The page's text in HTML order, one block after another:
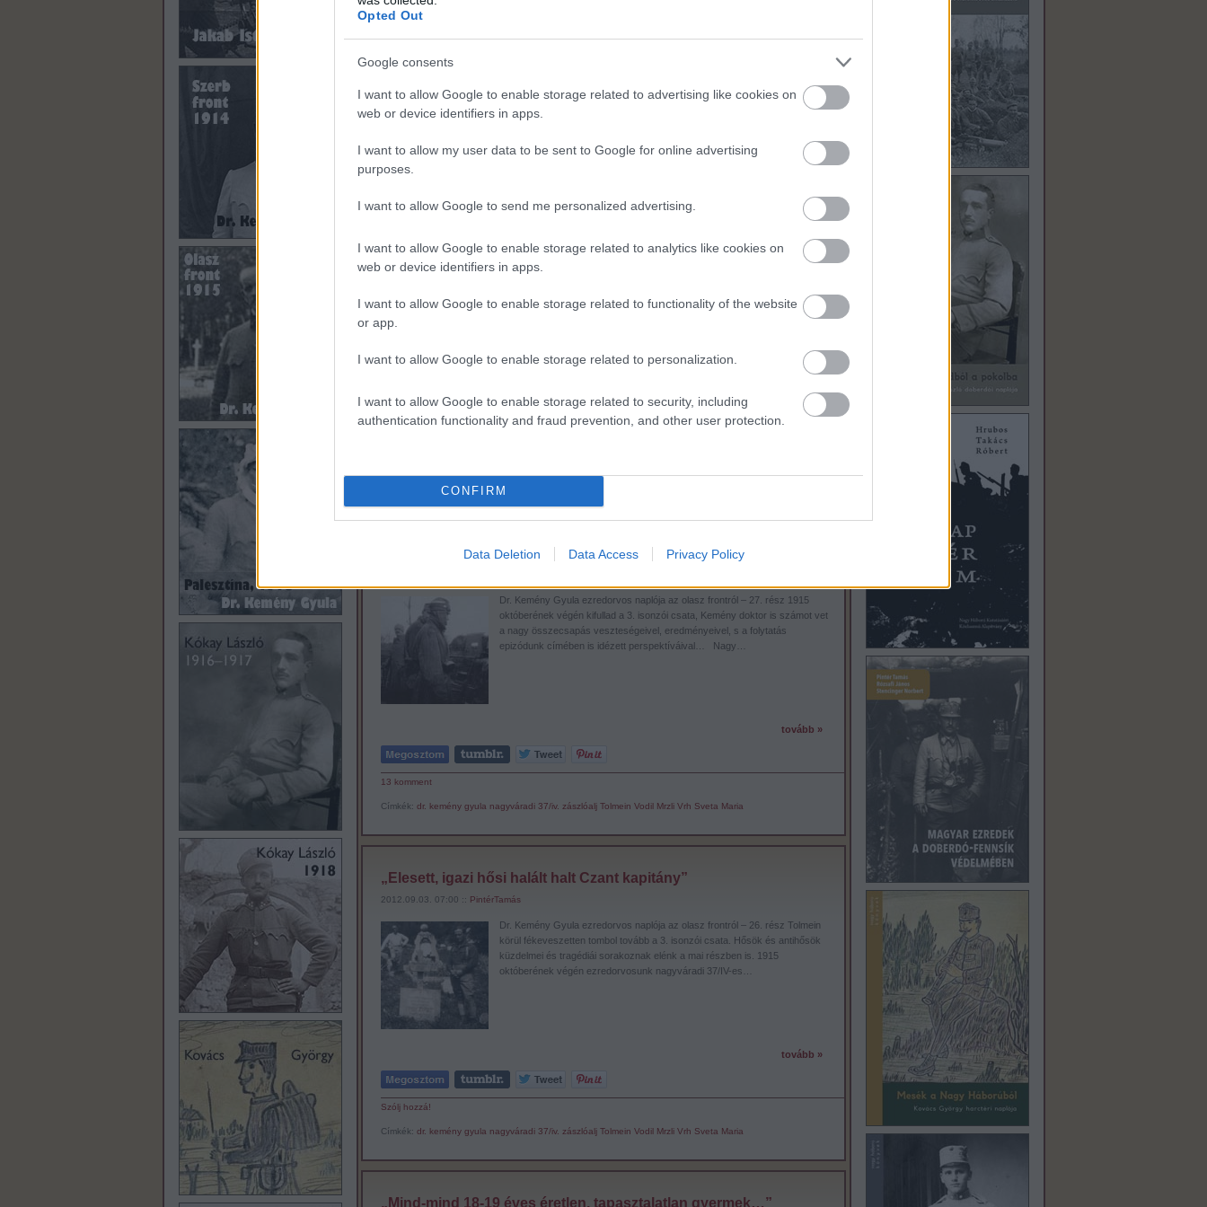
Opted Out
Google consents
I want to allow Google to enable storage related to advertising like cookies on
web or device identifiers in apps.
I want to allow my user data to be sent to Google for online advertising
purposes.
I want to allow Google to send me personalized advertising.
I want to allow Google to enable storage related to analytics like cookies on
web or device identifiers in apps.
I want to allow Google to enable storage related to functionality of the website
or app.
I want to allow Google to enable storage related to personalization.
I want to allow Google to enable storage related to security, including
authentication functionality and fraud prevention, and other user protection.
CONFIRM
Data Deletion Data Access Privacy Policy
Címkék:olasz front 1915 kemény gyula orvos nagyváradi 37/iv. zászlóalj Isonzó Dolje Tolmein Mrzli Vrh
2012.09.17. 07:28 ::PintérTamás
Dr. Kemény Gyula ezredorvos naplója az olasz frontról – 28., befejező rész
parancsot, amely részletesen beszámol az ellenfél céljairól, tervezett
harcászati eljárásairól. A tervekből kevés valósult meg, s Kemény doktor
tovább »
Dolje
„két-három év alatt Laibachig felárkoljuk Ausztriát”
Dr. Kemény Gyula ezredorvos naplója az olasz frontról – 27. rész 1915
októberének végén kifullad a 3. isonzói csata, Kemény doktor is számot vet
a nagy összecsapás veszteségeivel, eredményeivel, s a folytatás
epizódunk címében is idézett perspektíváival… Nagy…
tovább »
13 komment
Címkék: dr. kemény gyula nagyváradi 37/iv. zászlóalj Tolmein Vodil Mrzli Vrh Sveta Maria
„Elesett, igazi hősi halált halt Czant kapitány”
2012.09.03. 07:00 :: PintérTamás
Dr. Kemény Gyula ezredorvos naplója az olasz frontról – 26. rész Tolmein
körül fékeveszetten tombol tovább a 3. isonzói csata. Hősök és antihősök
küzdelmei és tragédiái sorakoznak elénk a mai részben is. 1915
októberének végén ezredorvosunk nagyváradi 37/IV-es…
tovább »
Szólj hozzá!
Címkék: dr. kemény gyula nagyváradi 37/iv. zászlóalj Tolmein Vodil Mrzli Vrh Sveta Maria
„Mind-mind 18-19 éves éretlen, tapasztalatlan gyermek…”